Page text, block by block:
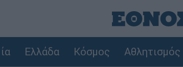
Ελλάδα Κόσμος Αθλητισμός